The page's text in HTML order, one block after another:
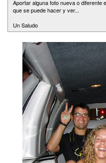
Aportar alguna foto nueva o diferente
que se puede hacer y ver...
Un Saludo